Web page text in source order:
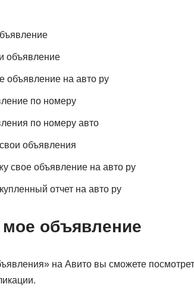
объявление
объявление на авто ру
по номеру
по номеру авто
объявления
свое объявление на авто ру
отчет на авто ру
мое объявление
на Авито вы сможете